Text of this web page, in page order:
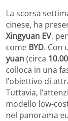
La scorsa
cinese, ha
Xingyuan EV,
come BYD. Con
yuan(circa
colloca in una
l’obiettivo di
Tuttavia,
modello low-
nel panorama